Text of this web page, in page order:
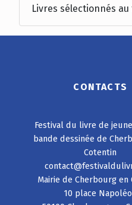
Livres sélectionnés
CONTACTS
Festival du livre de
bande dessinée de
Cotentin
Mairie de Cherbourg en
10 place